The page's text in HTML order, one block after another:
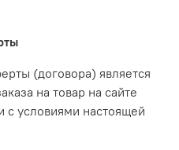
(договора) является
на товар на сайте
с условиями настоящей